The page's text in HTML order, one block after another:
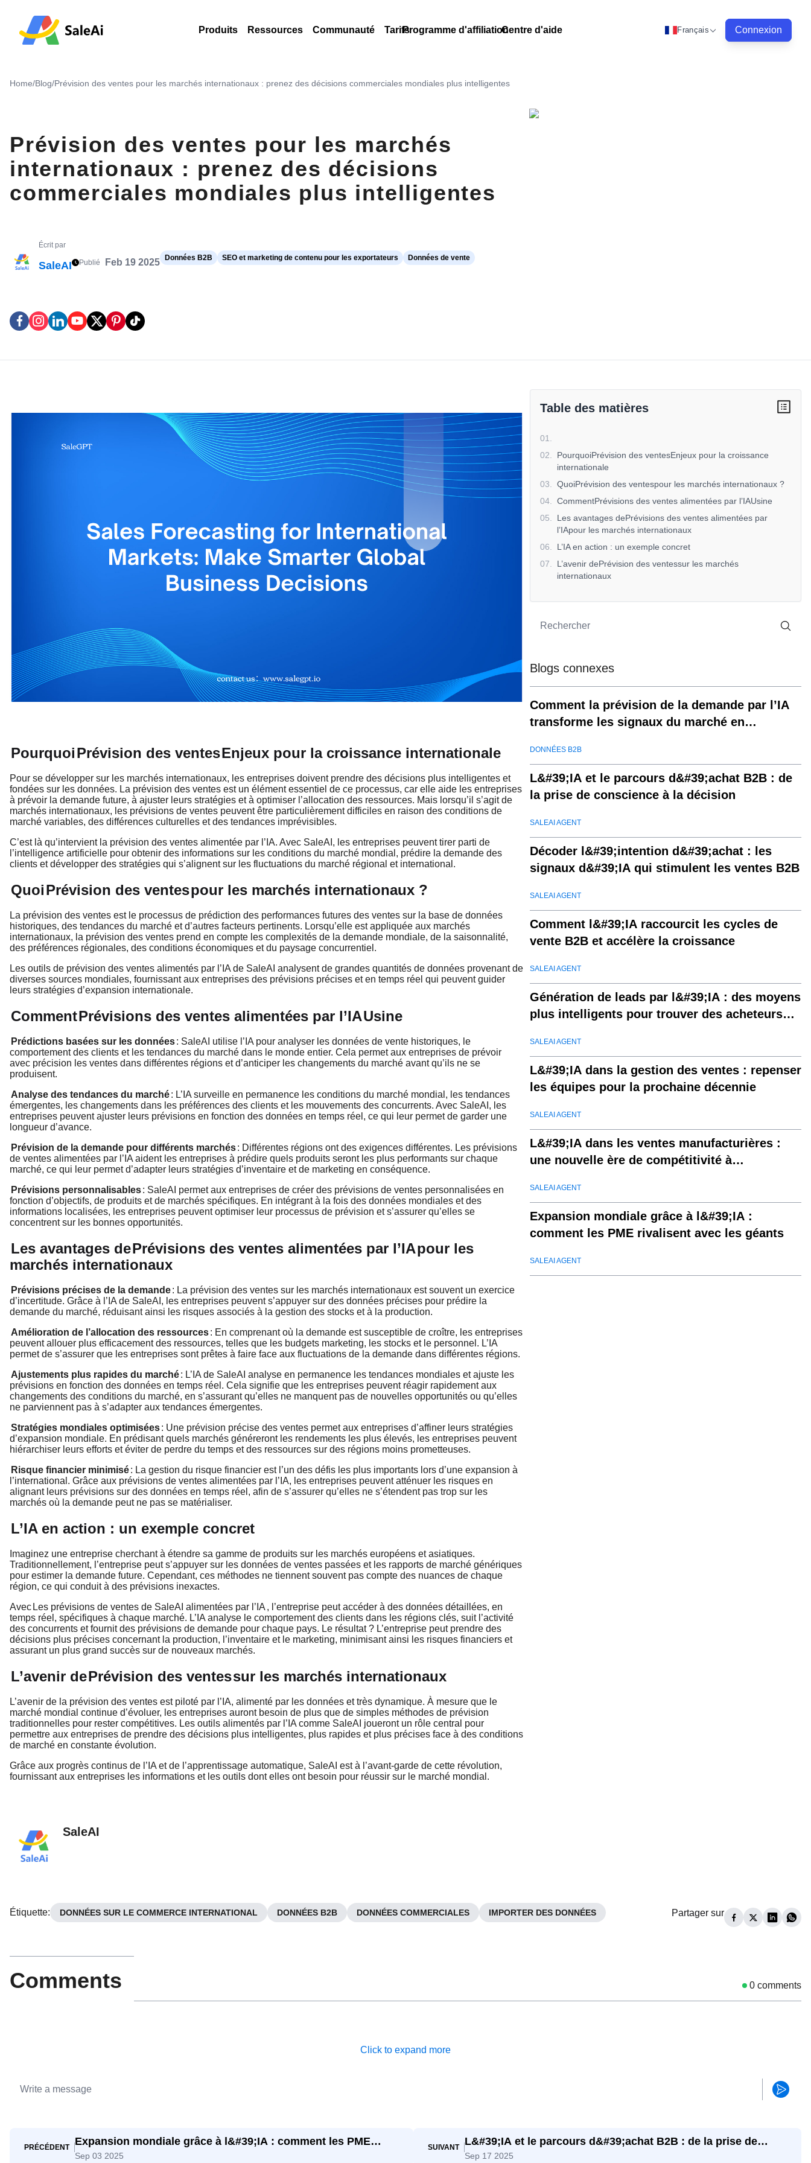
Produits Ressources Communauté TarifsProgramme d'affiliationCentre d'aide Français Connexion
Home/Blog/Prévision des ventes pour les marchés internationaux : prenez des décisions commerciales mondiales plus intelligentes
Prévision des ventes pour les marchés
internationaux : prenez des décisions
commerciales mondiales plus intelligentes
Écrit par
SaleAI Publié Feb 19 2025 Données B2B SEO et marketing de contenu pour les exportateurs Données de vente
PourquoiPrévision des ventesEnjeux pour la croissance internationale
Pour se développer sur les marchés internationaux, les entreprises doivent prendre des décisions plus intelligentes et
fondées sur les données. La prévision des ventes est un élément essentiel de ce processus, car elle aide les entreprises
à prévoir la demande future, à ajuster leurs stratégies et à optimiser l’allocation des ressources. Mais lorsqu’il s’agit de
marchés internationaux, les prévisions de ventes peuvent être particulièrement difficiles en raison des conditions de
marché variables, des différences culturelles et des tendances imprévisibles.
C’est là qu’intervient la prévision des ventes alimentée par l’IA. Avec SaleAI, les entreprises peuvent tirer parti de
l’intelligence artificielle pour obtenir des informations sur les conditions du marché mondial, prédire la demande des
clients et développer des stratégies qui s’alignent sur les fluctuations du marché régional et international.
QuoiPrévision des ventespour les marchés internationaux ?
La prévision des ventes est le processus de prédiction des performances futures des ventes sur la base de données
historiques, des tendances du marché et d’autres facteurs pertinents. Lorsqu’elle est appliquée aux marchés
internationaux, la prévision des ventes prend en compte les complexités de la demande mondiale, de la saisonnalité,
des préférences régionales, des conditions économiques et du paysage concurrentiel.
Les outils de prévision des ventes alimentés par l’IA de SaleAI analysent de grandes quantités de données provenant de
diverses sources mondiales, fournissant aux entreprises des prévisions précises et en temps réel qui peuvent guider
leurs stratégies d’expansion internationale.
CommentPrévisions des ventes alimentées par l’IAUsine
Prédictions basées sur les données: SaleAI utilise l’IA pour analyser les données de vente historiques, le
comportement des clients et les tendances du marché dans le monde entier. Cela permet aux entreprises de prévoir
avec précision les ventes dans différentes régions et d’anticiper les changements du marché avant qu’ils ne se
produisent.
Analyse des tendances du marché: L’IA surveille en permanence les conditions du marché mondial, les tendances
émergentes, les changements dans les préférences des clients et les mouvements des concurrents. Avec SaleAI, les
entreprises peuvent ajuster leurs prévisions en fonction des données en temps réel, ce qui leur permet de garder une
longueur d’avance.
Prévision de la demande pour différents marchés: Différentes régions ont des exigences différentes. Les prévisions
de ventes alimentées par l’IA aident les entreprises à prédire quels produits seront les plus performants sur chaque
marché, ce qui leur permet d’adapter leurs stratégies d’inventaire et de marketing en conséquence.
Prévisions personnalisables: SaleAI permet aux entreprises de créer des prévisions de ventes personnalisées en
fonction d’objectifs, de produits et de marchés spécifiques. En intégrant à la fois des données mondiales et des
informations localisées, les entreprises peuvent optimiser leur processus de prévision et s’assurer qu’elles se
concentrent sur les bonnes opportunités.
Les avantages dePrévisions des ventes alimentées par l’IApour les
marchés internationaux
Prévisions précises de la demande: La prévision des ventes sur les marchés internationaux est souvent un exercice
d’incertitude. Grâce à l’IA de SaleAI, les entreprises peuvent s’appuyer sur des données précises pour prédire la
demande du marché, réduisant ainsi les risques associés à la gestion des stocks et à la production.
Amélioration de l’allocation des ressources: En comprenant où la demande est susceptible de croître, les entreprises
peuvent allouer plus efficacement des ressources, telles que les budgets marketing, les stocks et le personnel. L’IA
permet de s’assurer que les entreprises sont prêtes à faire face aux fluctuations de la demande dans différentes régions.
Ajustements plus rapides du marché: L’IA de SaleAI analyse en permanence les tendances mondiales et ajuste les
prévisions en fonction des données en temps réel. Cela signifie que les entreprises peuvent réagir rapidement aux
changements des conditions du marché, en s’assurant qu’elles ne manquent pas de nouvelles opportunités ou qu’elles
ne parviennent pas à s’adapter aux tendances émergentes.
Stratégies mondiales optimisées: Une prévision précise des ventes permet aux entreprises d’affiner leurs stratégies
d’expansion mondiale. En prédisant quels marchés généreront les rendements les plus élevés, les entreprises peuvent
hiérarchiser leurs efforts et éviter de perdre du temps et des ressources sur des régions moins prometteuses.
Risque financier minimisé: La gestion du risque financier est l’un des défis les plus importants lors d’une expansion à
l’international. Grâce aux prévisions de ventes alimentées par l’IA, les entreprises peuvent atténuer les risques en
alignant leurs prévisions sur des données en temps réel, afin de s’assurer qu’elles ne s’étendent pas trop sur les
marchés où la demande peut ne pas se matérialiser.
L’IA en action : un exemple concret
Imaginez une entreprise cherchant à étendre sa gamme de produits sur les marchés européens et asiatiques.
Traditionnellement, l’entreprise peut s’appuyer sur les données de ventes passées et les rapports de marché génériques
pour estimer la demande future. Cependant, ces méthodes ne tiennent souvent pas compte des nuances de chaque
région, ce qui conduit à des prévisions inexactes.
Avec Les prévisions de ventes de SaleAI alimentées par l’IA , l’entreprise peut accéder à des données détaillées, en
temps réel, spécifiques à chaque marché. L’IA analyse le comportement des clients dans les régions clés, suit l’activité
des concurrents et fournit des prévisions de demande pour chaque pays. Le résultat ? L’entreprise peut prendre des
décisions plus précises concernant la production, l’inventaire et le marketing, minimisant ainsi les risques financiers et
assurant un plus grand succès sur de nouveaux marchés.
L’avenir dePrévision des ventessur les marchés internationaux
L’avenir de la prévision des ventes est piloté par l’IA, alimenté par les données et très dynamique. À mesure que le
marché mondial continue d’évoluer, les entreprises auront besoin de plus que de simples méthodes de prévision
traditionnelles pour rester compétitives. Les outils alimentés par l’IA comme SaleAI joueront un rôle central pour
permettre aux entreprises de prendre des décisions plus intelligentes, plus rapides et plus précises face à des conditions
de marché en constante évolution.
Grâce aux progrès continus de l’IA et de l’apprentissage automatique, SaleAI est à l’avant-garde de cette révolution,
fournissant aux entreprises les informations et les outils dont elles ont besoin pour réussir sur le marché mondial.
Table des matières
01
02
PourquoiPrévision des ventesEnjeux pour la croissance
internationale
03
QuoiPrévision des ventespour les marchés internationaux ?
04
CommentPrévisions des ventes alimentées par l’IAUsine
05
Les avantages dePrévisions des ventes alimentées par
l’IApour les marchés internationaux
06
L’IA en action : un exemple concret
07
L’avenir dePrévision des ventessur les marchés
internationaux
Blogs connexes
Comment la prévision de la demande par l’IA
transforme les signaux du marché en
DONNÉES B2B
L&#39;IA et le parcours d&#39;achat B2B : de
la prise de conscience à la décision
SALEAI AGENT
Décoder l&#39;intention d&#39;achat : les
signaux d&#39;IA qui stimulent les ventes B2B
SALEAI AGENT
Comment l&#39;IA raccourcit les cycles de
vente B2B et accélère la croissance
SALEAI AGENT
Génération de leads par l&#39;IA : des moyens
plus intelligents pour trouver des acheteurs
SALEAI AGENT
L&#39;IA dans la gestion des ventes : repenser
les équipes pour la prochaine décennie
SALEAI AGENT
L&#39;IA dans les ventes manufacturières :
une nouvelle ère de compétitivité à
SALEAI AGENT
Expansion mondiale grâce à l&#39;IA :
comment les PME rivalisent avec les géants
SALEAI AGENT
SaleAI
Étiquette: DONNÉES SUR LE COMMERCE INTERNATIONAL DONNÉES B2B DONNÉES COMMERCIALES IMPORTER DES DONNÉES Partager sur
Comments 0 comments
Click to expand more
PRÉCÉDENT
Expansion mondiale grâce à l&#39;IA : comment les PME
rivalisent avec les géants
Sep 03 2025
SUIVANT
L&#39;IA et le parcours d&#39;achat B2B : de la prise de
conscience à la décision
Sep 17 2025